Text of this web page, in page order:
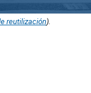
reutilización).